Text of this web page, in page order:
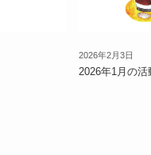
2026年1月の活
2026年2月3日